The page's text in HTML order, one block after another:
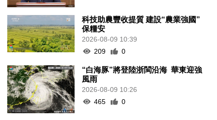
科技助農豐收提質 建設“農業強國”
保糧安
2026-08-09 10:39
209
0
“白海豚”將登陸浙閩沿海 華東迎強
風雨
2026-08-09 10:26
465
0